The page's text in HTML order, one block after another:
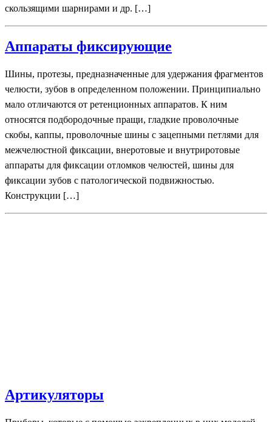
скользящими шарнирами и др. […]
Аппараты фиксирующие
Шины, протезы, предназначенные для удержания фрагментов
челюсти, зубов в определенном положении. Принципиально
мало отличаются от ретенционных аппаратов. К ним
относятся подбородочные пращи, гладкие проволочные
скобы, каппы, проволочные шины с зацепными петлями для
межчелюстной фиксации, внеротовые и внутриротовые
аппараты для фиксации отломков челюстей, шины для
фиксации зубов с патологической подвижностью.
Конструкции […]
Артикуляторы